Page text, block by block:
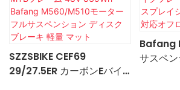
SZZSBIKE CEF69
29/27.5ER カーボンEバイ
Bafang
サスペ